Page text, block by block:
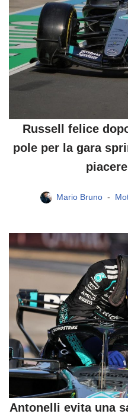
Russell felice
pole per la gara
Mario Bruno
Antonelli evita una